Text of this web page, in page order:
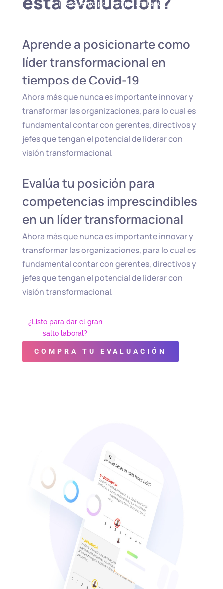
¡Descuento por tiempo limitado!
Aprende a posicionarte como
líder transformacional en
tiempos de Covid-19
Ahora más que nunca es importante innovar y
transformar las organizaciones, para lo cual es
fundamental contar con gerentes, directivos y
jefes que tengan el potencial de liderar con
visión transformacional.
Evalúa tu posición para
competencias imprescindibles
en un líder transformacional
Ahora más que nunca es importante innovar y
transformar las organizaciones, para lo cual es
fundamental contar con gerentes, directivos y
jefes que tengan el potencial de liderar con
visión transformacional.
¿Listo para dar el gran
salto laboral?
COMPRA TU EVALUACIÓN